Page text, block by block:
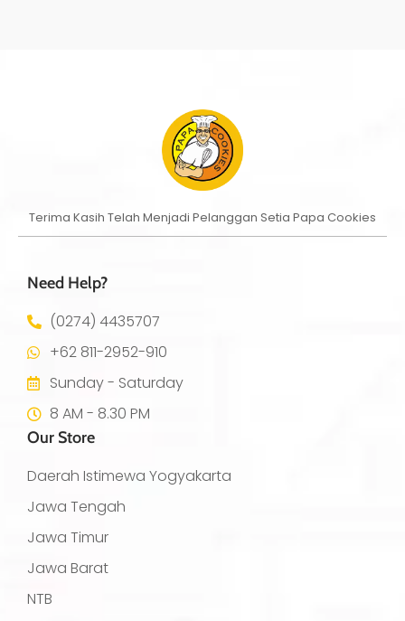
Need Help?
(0274) 4435707
+62 811-2952-910
Sunday - Saturday
8 AM - 8.30 PM
Terima Kasih Telah Menjadi Pelanggan Setia Papa Cookies
Our Store
Daerah Istimewa Yogyakarta
Jawa Tengah
Jawa Timur
Jawa Barat
NTB